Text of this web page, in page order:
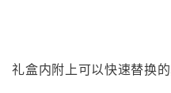
礼盒内附上可以快速替换